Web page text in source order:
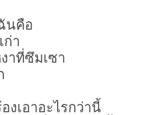
นคือ
ก่า
าที่ซึมเซา
งเอาอะไรกว่านี้